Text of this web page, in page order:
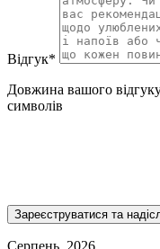
Відгук*
Довжина вашого
символів